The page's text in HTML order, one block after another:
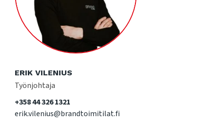
ERIK VILENIUS
Työnjohtaja
+358 44 326 1321
erik.vilenius@brandtoimitilat.fi